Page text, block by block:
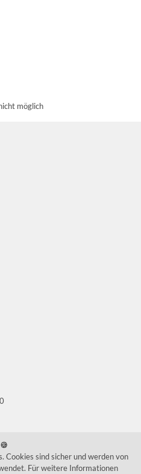
möglich
Cookies sind sicher und werden von
Für weitere Informationen